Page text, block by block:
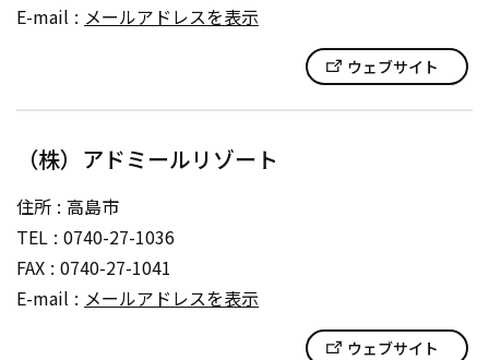
E-mail
メールアドレスを表示
ウェブサイト
（株）アドミールリゾート
住所 高島市
TEL 0740-27-1036
FAX 0740-27-1041
E-mail
メールアドレスを表示
ウェブサイト